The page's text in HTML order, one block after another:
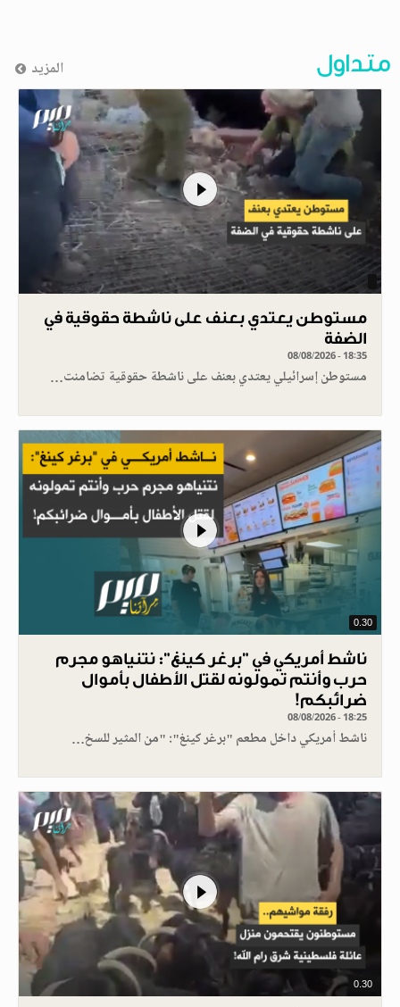
متداول المزيد
مستوطن يعتدي بعنف على ناشطة حقوقية في
الضفة
08/08/2026 - 18:35
مستوطن إسرائيلي يعتدي بعنف على ناشطة حقوقية تضامنت…
0.30
ناشط أمريكي في "برغر كينغ": نتنياهو مجرم
حرب وأنتم تمولونه لقتل الأطفال بأموال
ضرائبكم!
08/08/2026 - 18:25
ناشط أمريكي داخل مطعم "برغر كينغ": "من المثير للسخ…
0.30